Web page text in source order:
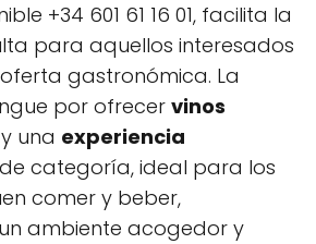
+34 601 61 16 01, facilita la
para aquellos interesados
gastronómica. La
por ofrecer vinos
y una experiencia
de categoría, ideal para los
comer y beber,
ambiente acogedor y